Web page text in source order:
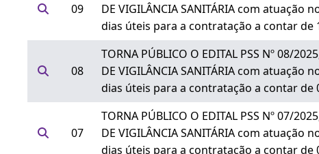
09
DE VIGILÂNCIA SANITÁRIA com
dias úteis para a contratação a contar de
08
TORNA PÚBLICO O EDITAL PSS Nº 08/
DE VIGILÂNCIA SANITÁRIA com
dias úteis para a contratação a contar de
07
TORNA PÚBLICO O EDITAL PSS Nº 07/
DE VIGILÂNCIA SANITÁRIA com
dias úteis para a contratação a contar de